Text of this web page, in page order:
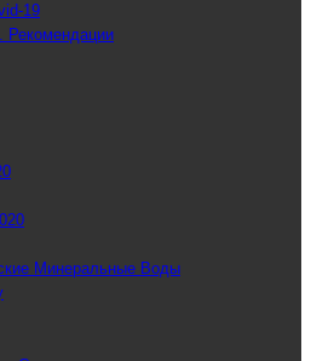
19
Рекомендации
Минеральные Воды